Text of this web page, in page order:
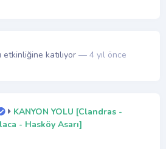
etkinliğine katılıyor — 4 yıl önce
KANYON YOLU [Clandras -
- Hasköy Asarı]